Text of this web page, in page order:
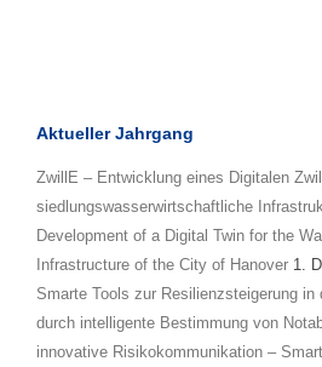
Aktueller Jahrgang
ZwillE – Entwicklung eines Digitalen
siedlungswasserwirtschaftliche
Development of a Digital Twin for the
Infrastructure of the City of Hanover 1.
Smarte Tools zur Resilienzsteigerung in
durch intelligente Bestimmung von
innovative Risikokommunikation –